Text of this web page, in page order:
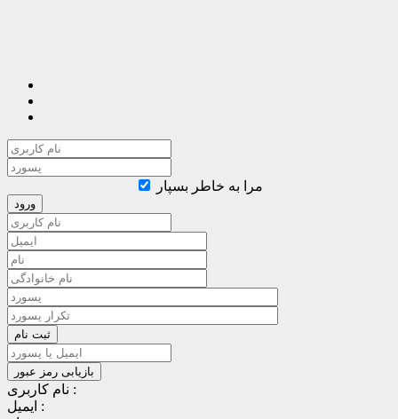
مرا به خاطر بسپار
نام کاربری :
ایمیل :